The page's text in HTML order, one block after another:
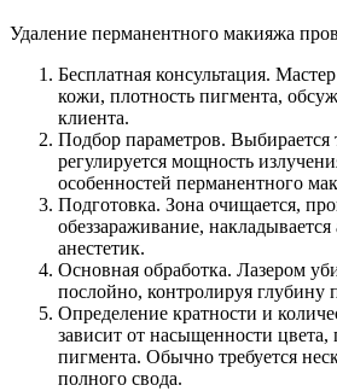
Удаление перманентного макияжа
Бесплатная консультация.
кожи, плотность пигмента,
клиента.
Подбор параметров. Выбирается
регулируется мощность
особенностей перманентного
Подготовка. Зона очищается,
обеззараживание,
анестетик.
Основная обработка. Лазером
послойно, контролируя глубину
Определение кратности и
зависит от насыщенности цвета,
пигмента. Обычно требуется
полного свода.